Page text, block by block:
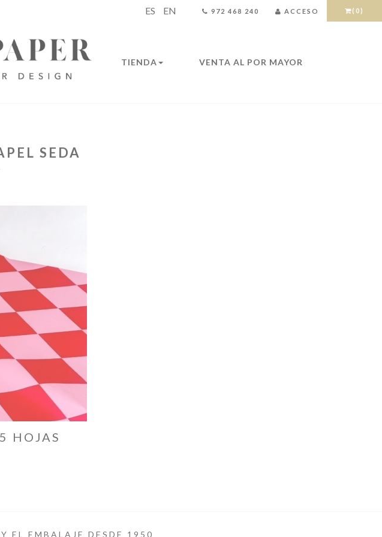
972 468 240 ACCESO (0)
ES EN
TIENDA VENTA AL POR MAYOR
SEDA
HOJAS
EL EMBALAJE DESDE 1950